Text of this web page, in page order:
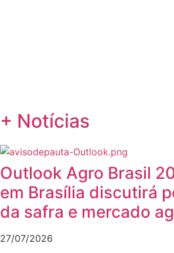
+ Notícias
Outlook Agro Brasil
em Brasília discutirá
da safra e mercado
27/07/2026